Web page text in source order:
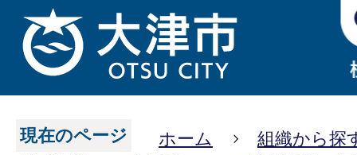
現在のページ ホーム
組織から探